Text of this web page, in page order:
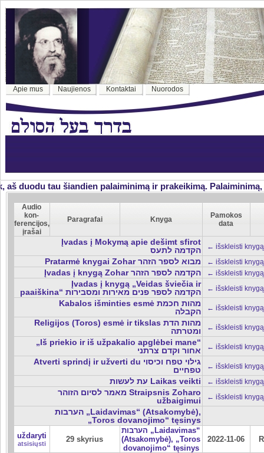
Apie mus Naujienos Kontaktai Nuorodos
duodu tau šiandien palaiminimą ir prakeikimą.
Audio
kon-
ferencijos,
įrašai
Paragrafai Knyga
Pamokos
data
Įvadas į Mokymą apie dešimt sfirot
הקדמה לתעס
← išskleisti knygą
Pratarmė knygai Zohar מבוא לספר הזהר ← išskleisti knygą
Įvadas į knygą Zohar הקדמה לספר הזהר ← išskleisti knygą
Įvadas į knygą „Veidas šviečia ir
paaiškina“ הקדמה לספר פנים מאירות ומסבירות
← išskleisti knygą
Kabalos išminties esmė מהות חכמת
הקבלה
← išskleisti knygą
Religijos (Toros) esmė ir tikslas מהות הדת
ומטרתה
← išskleisti knygą
„Iš priekio ir iš užpakalio apglėbei mane“
אחור וקדם צרתני
← išskleisti knygą
Atverti sprindį ir užverti du גילוי טפח וכיסוי
טפחיים
← išskleisti knygą
עת לעשות Laikas veikti ← išskleisti knygą
מאמר לסיום הזוהר Straipsnis Zoharo
užbaigimui
← išskleisti knygą
הערבות „Laidavimas“ (Atsakomybė),
„Toros dovanojimo“ tęsinys
uždaryti
atsisiųsti 29 skyrius
הערבות „Laidavimas“
(Atsakomybė), „Toros
dovanojimo“ tęsinys
2022-11-06